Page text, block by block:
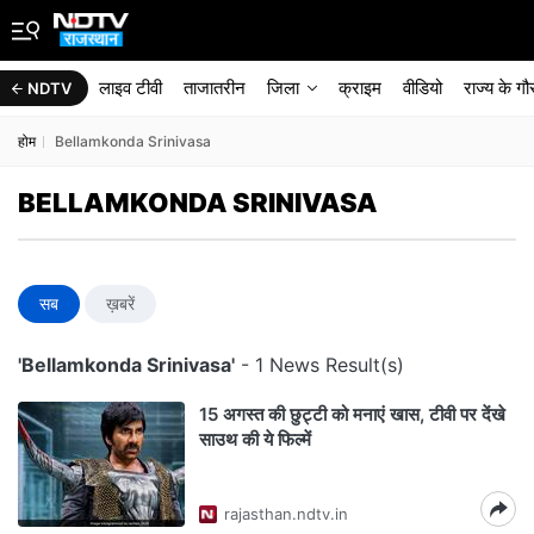
NDTV लाइव टीवी ताजातरीन जिला क्राइम वीडियो राज्‍य के
होम Bellamkonda Srinivasa
BELLAMKONDA SRINIVASA
सब ख़बरें
'Bellamkonda Srinivasa' - 1 News Result(s)
15 अगस्त की छुट्टी को मनाएं खास, टीवी पर देंखे
साउथ की ये फिल्में
rajasthan.ndtv.in